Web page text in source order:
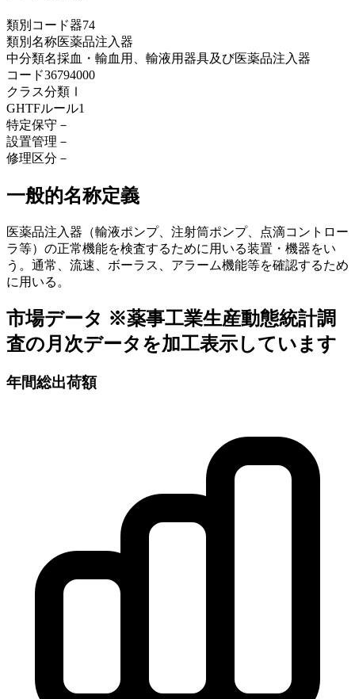
類別コード器74
類別名称医薬品注入器
中分類名採血・輸血用、輸液用器具及び医薬品注入器
コード36794000
クラス分類 Ⅰ
GHTFルール1
特定保守 －
設置管理 －
修理区分 －
一般的名称定義
医薬品注入器（輸液ポンプ、注射筒ポンプ、点滴コントロー
ラ等）の正常機能を検査するために用いる装置・機器をい
う。通常、流速、ボーラス、アラーム機能等を確認するため
に用いる。
市場データ ※薬事工業生産動態統計調
査の月次データを加工表示しています
年間総出荷額